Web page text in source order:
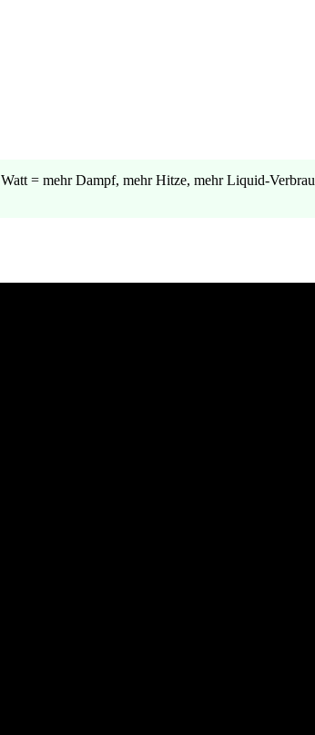
= mehr Dampf, mehr Hitze, mehr Liquid-